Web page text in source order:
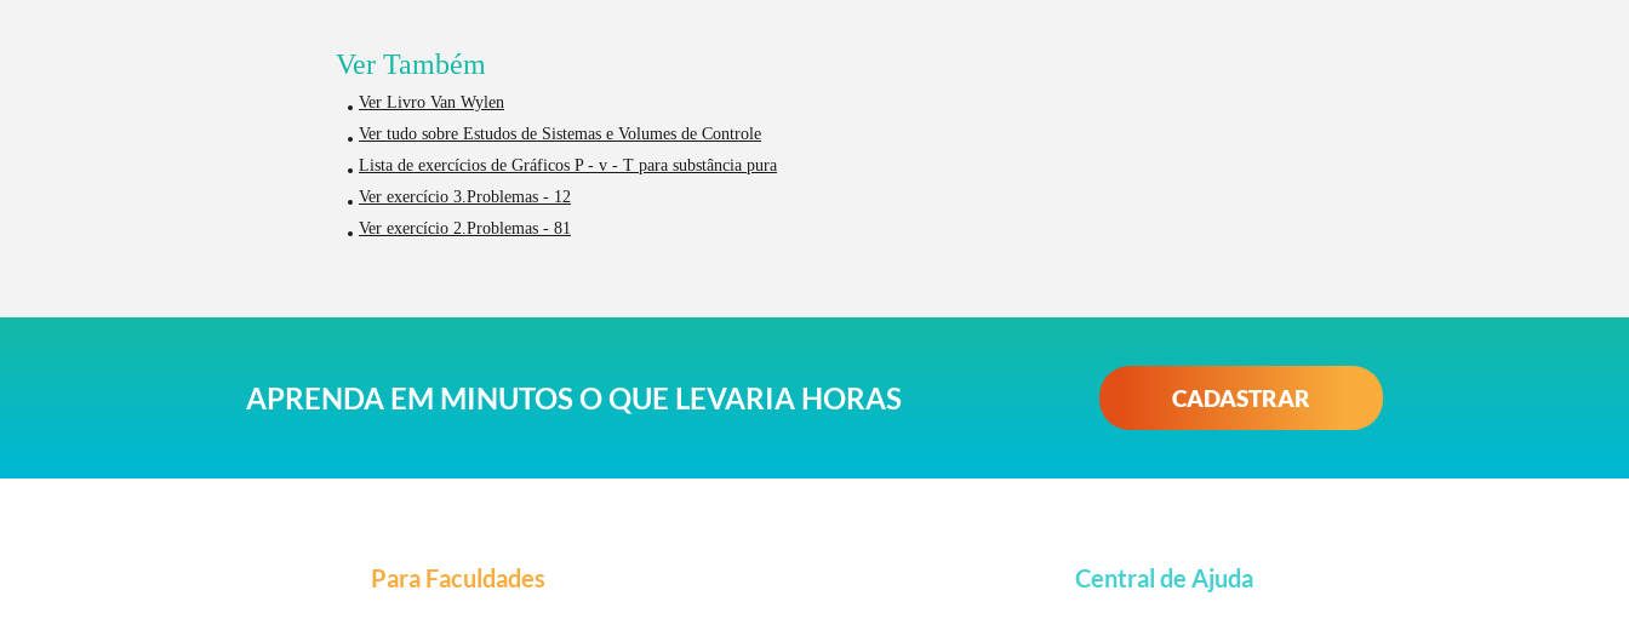
Ver Também
Ver Livro Van Wylen
Ver tudo sobre Estudos de Sistemas e Volumes de Controle
Lista de exercícios de Gráficos P - v - T para substância pura
Ver exercício 3.Problemas - 12
Ver exercício 2.Problemas - 81
APRENDA EM MINUTOS O QUE LEVARIA HORAS CADASTRAR
Para Faculdades Central de Ajuda